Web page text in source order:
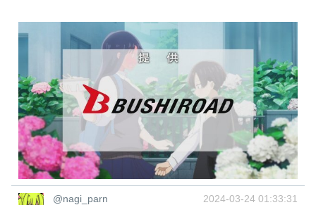
@nagi_parn 2024-03-24 01:33:31